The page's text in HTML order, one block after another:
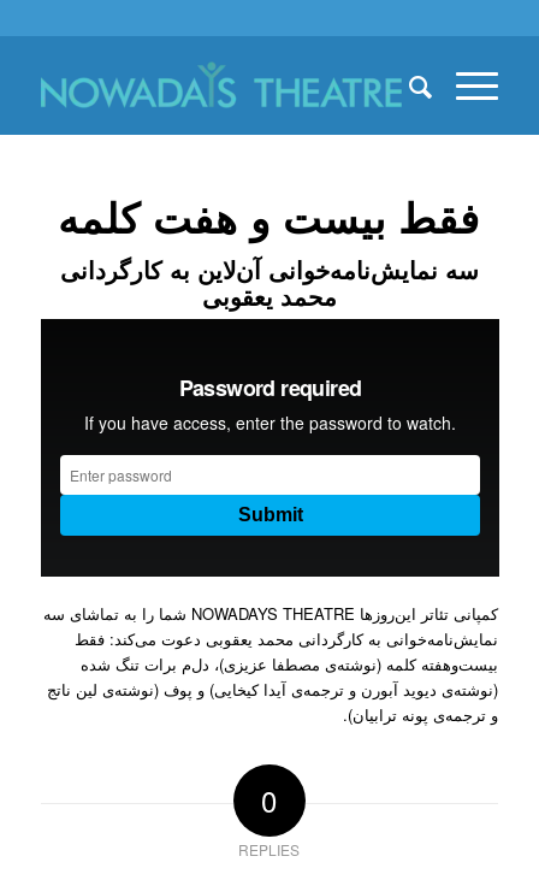
فقط بیست و هفت کلمه
سه نمایش‌نامه‌خوانی آن‌لاین به کارگردانی
محمد یعقوبی
کمپانی تئاتر این‌روزها NOWADAYS THEATRE شما را به تماشای سه
نمایش‌نامه‌خوانی به کارگردانی محمد یعقوبی دعوت می‌کند: فقط
بیست‌وهفته کلمه (نوشته‌ی مصطفا عزیزی)، دل‌م برات تنگ شده
(نوشته‌ی دیوید آبورن و ترجمه‌ی آیدا کیخایی) و پوف (نوشته‌ی لین ناتج
و ترجمه‌ی پونه ترابیان).
0
REPLIES